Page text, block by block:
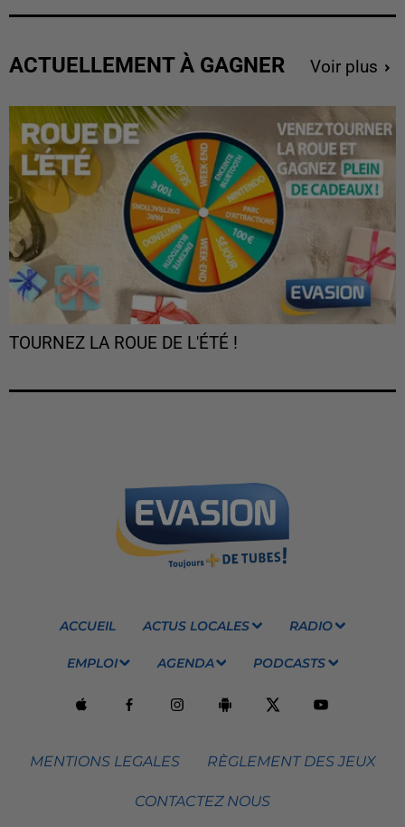
ACTUELLEMENT À GAGNER Voir plus
TOURNEZ LA ROUE DE L'ÉTÉ !
ACCUEIL ACTUS LOCALES RADIO
EMPLOI AGENDA PODCASTS
MENTIONS LEGALES RÈGLEMENT DES JEUX
CONTACTEZ NOUS